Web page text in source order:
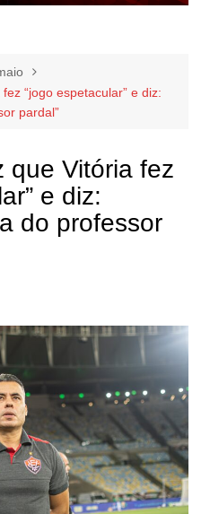
“jogo espetacular” e diz:
pardal”
que Vitória fez
e diz:
do professor